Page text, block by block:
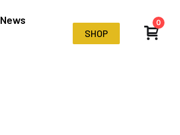
News
SHOP
0